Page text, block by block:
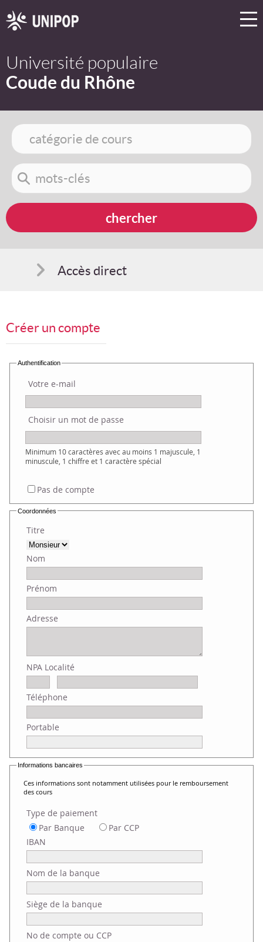
Université populaire
Coude du Rhône
Accès direct
Suggestions
Bon cadeau
Programme en PDF
Créer un compte
Authentification
Votre e-mail
Choisir un mot de passe
Minimum 10 caractères avec au moins 1 majuscule, 1
minuscule, 1 chiffre et 1 caractère spécial
Pas de compte
Coordonnées
Titre
Nom
Prénom
Adresse
NPA Localité
Téléphone
Portable
Informations bancaires
Ces informations sont notamment utilisées pour le remboursement
des cours
Type de paiement
Par Banque
Par CCP
IBAN
Nom de la banque
Siège de la banque
No de compte ou CCP